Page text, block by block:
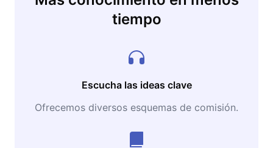
tiempo
Escucha las ideas clave
Ofrecemos diversos esquemas de comisión.